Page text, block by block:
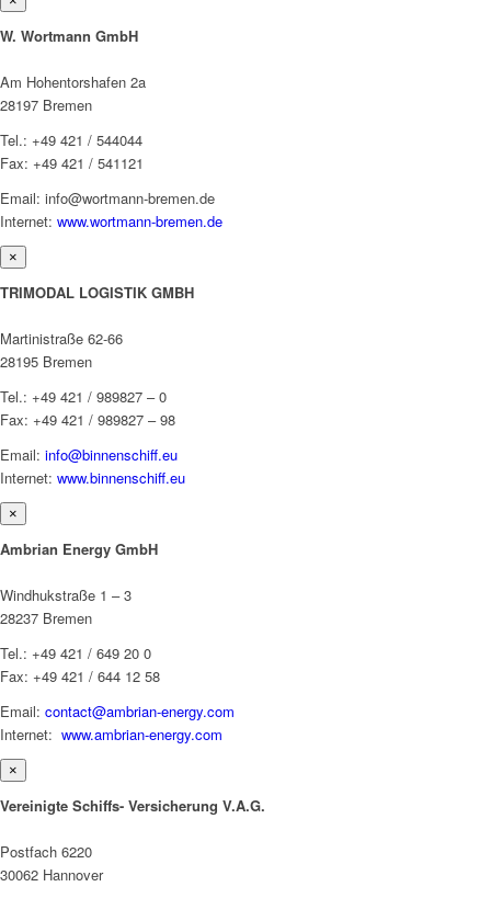
W. Wortmann GmbH
Am Hohentorshafen 2a
28197 Bremen
Tel.: +49 421 / 544044
Fax: +49 421 / 541121
Email: info@wortmann-bremen.de
Internet: www.wortmann-bremen.de
×
TRIMODAL LOGISTIK GMBH
Martinistraße 62-66
28195 Bremen
Tel.: +49 421 / 989827 – 0
Fax: +49 421 / 989827 – 98
Email: info@binnenschiff.eu
Internet: www.binnenschiff.eu
×
Ambrian Energy GmbH
Windhukstraße 1 – 3
28237 Bremen
Tel.: +49 421 / 649 20 0
Fax: +49 421 / 644 12 58
Email: contact@ambrian-energy.com
Internet: www.ambrian-energy.com
×
Vereinigte Schiffs- Versicherung V.A.G.
Postfach 6220
30062 Hannover